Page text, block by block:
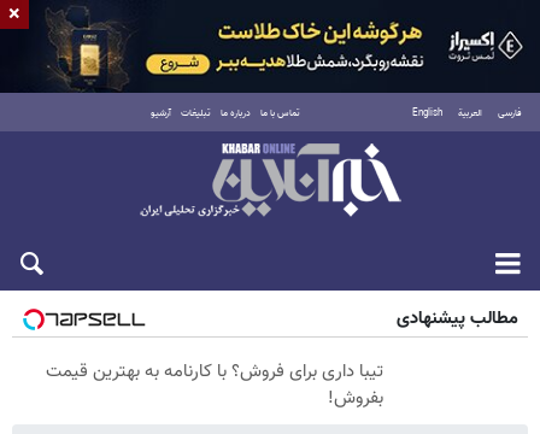
فارسی العربية English تماس با ما درباره ما تبلیغات آرشیو
شنبه ۱۷ مرداد ۱۴۰۵
مطالب پیشنهادی
تیبا داری برای فروش؟ با کارنامه به بهترین قیمت
بفروش!
×